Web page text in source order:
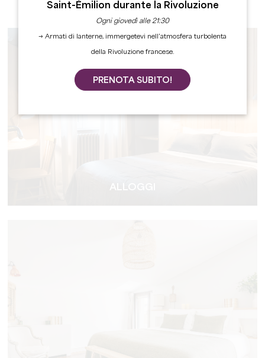
Saint-Émilion durante la Rivoluzione
Ogni giovedì alle 21:30
→ Armati di lanterne, immergetevi nell’atmosfera turbolenta
della Rivoluzione francese.
PRENOTA SUBITO!